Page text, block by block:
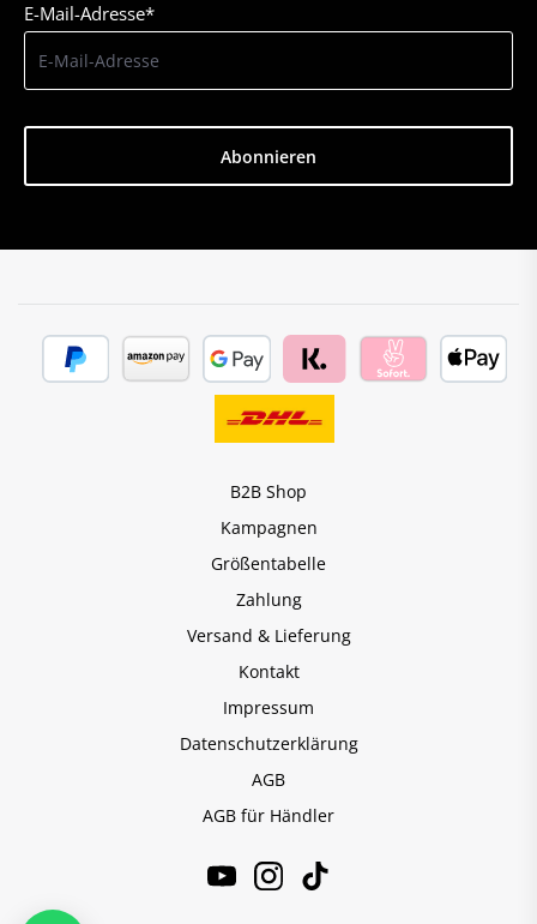
E-Mail-Adresse*
Abonnieren
B2B Shop
Kampagnen
Größentabelle
Zahlung
Versand & Lieferung
Kontakt
Impressum
Datenschutzerklärung
AGB
AGB für Händler